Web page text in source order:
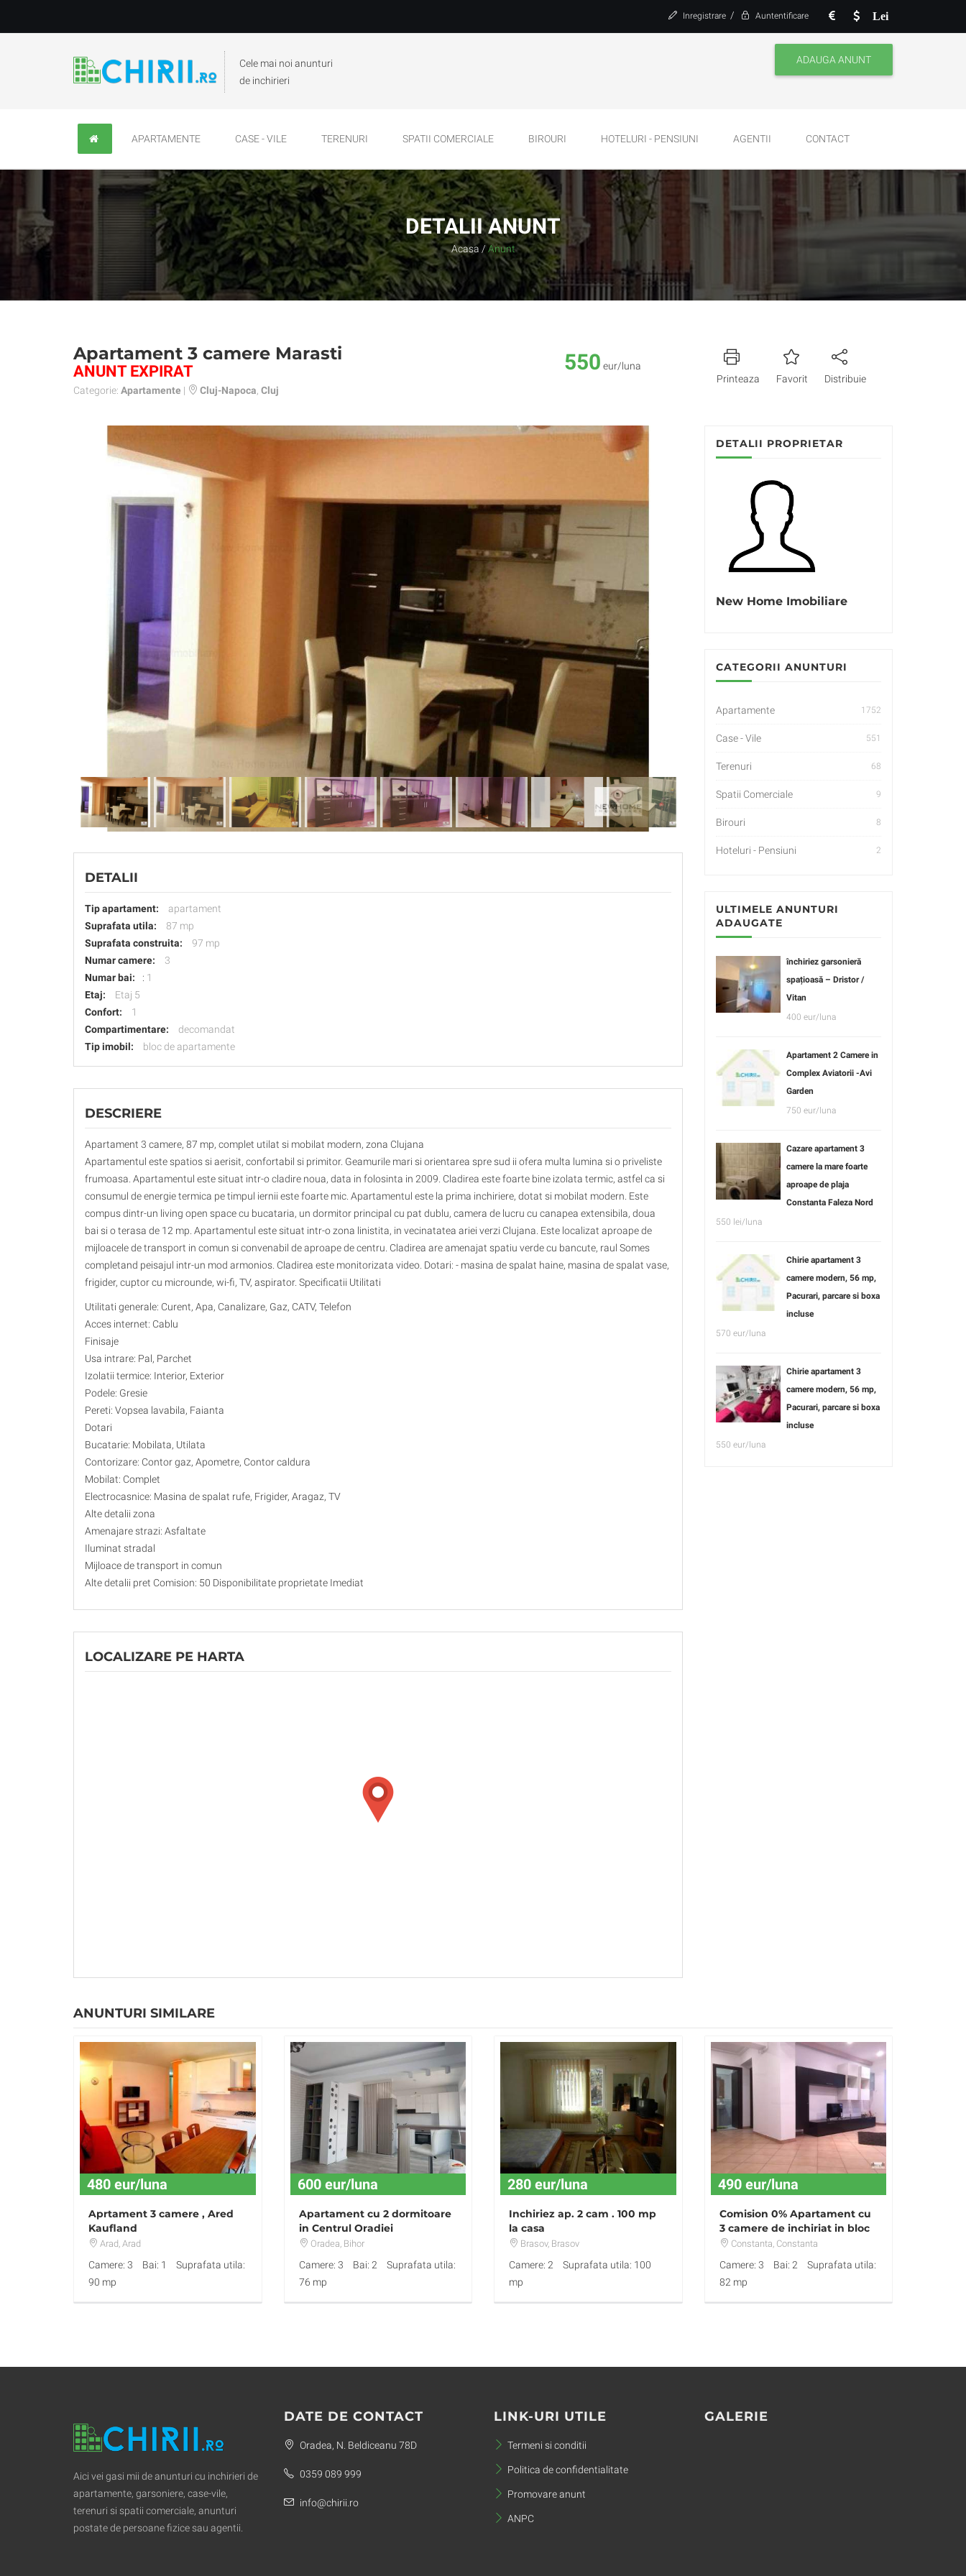
Lei
Inregistrare / Auntentificare
Cele mai noi anunturi
de inchirieri
ADAUGA ANUNT
APARTAMENTE CASE - VILE TERENURI SPATII COMERCIALE BIROURI HOTELURI - PENSIUNI AGENTII CONTACT
DETALII ANUNT
Acasa / Anunt
Apartament 3 camere Marasti
ANUNT EXPIRAT
Categorie: Apartamente | Cluj-Napoca Cluj
550 eur/luna
Printeaza
Favorit Distribuie
DETALII
Tip apartament:
apartament
Suprafata utila:
87 mp
Suprafata construita:
97 mp
Numar camere:
3
Numar bai:
: 1
Etaj:
Etaj 5
Confort:
1
Compartimentare:
decomandat
Tip imobil:
bloc de apartamente
DESCRIERE
Apartament 3 camere, 87 mp, complet utilat si mobilat modern, zona Clujana
Apartamentul este spatios si aerisit, confortabil si primitor. Geamurile mari si orientarea spre sud ii ofera multa lumina si o priveliste
frumoasa. Apartamentul este situat intr-o cladire noua, data in folosinta in 2009. Cladirea este foarte bine izolata termic, astfel ca si
consumul de energie termica pe timpul iernii este foarte mic. Apartamentul este la prima inchiriere, dotat si mobilat modern. Este
compus dintr-un living open space cu bucataria, un dormitor principal cu pat dublu, camera de lucru cu canapea extensibila, doua
bai si o terasa de 12 mp. Apartamentul este situat intr-o zona linistita, in vecinatatea ariei verzi Clujana. Este localizat aproape de
mijloacele de transport in comun si convenabil de aproape de centru. Cladirea are amenajat spatiu verde cu bancute, raul Somes
completand peisajul intr-un mod armonios. Cladirea este monitorizata video. Dotari: - masina de spalat haine, masina de spalat vase,
frigider, cuptor cu microunde, wi-fi, TV, aspirator. Specificatii Utilitati
Utilitati generale: Curent, Apa, Canalizare, Gaz, CATV, Telefon
Acces internet: Cablu
Finisaje
Usa intrare: Pal, Parchet
Izolatii termice: Interior, Exterior
Podele: Gresie
Pereti: Vopsea lavabila, Faianta
Dotari
Bucatarie: Mobilata, Utilata
Contorizare: Contor gaz, Apometre, Contor caldura
Mobilat: Complet
Electrocasnice: Masina de spalat rufe, Frigider, Aragaz, TV
Alte detalii zona
Amenajare strazi: Asfaltate
Iluminat stradal
Mijloace de transport in comun
Alte detalii pret Comision: 50 Disponibilitate proprietate Imediat
LOCALIZARE PE HARTA
DETALII PROPRIETAR
New Home Imobiliare
CATEGORII ANUNTURI
Apartamente 1752
Case - Vile 551
Terenuri 68
Spatii Comerciale 9
Birouri 8
Hoteluri - Pensiuni 2
ULTIMELE ANUNTURI
ADAUGATE
închiriez garsonieră
spațioasă – Dristor /
Vitan
400 eur/luna
Apartament 2 Camere in
Complex Aviatorii -Avi
Garden
750 eur/luna
Cazare apartament 3
camere la mare foarte
aproape de plaja
Constanta Faleza Nord
550 lei/luna
Chirie apartament 3
camere modern, 56 mp,
Pacurari, parcare si boxa
incluse
570 eur/luna
Chirie apartament 3
camere modern, 56 mp,
Pacurari, parcare si boxa
incluse
550 eur/luna
ANUNTURI SIMILARE
480 eur/luna
Aprtament 3 camere , Ared
Kaufland
Arad, Arad
Camere: 3 Bai: 1
Suprafata utila:
90 mp
600 eur/luna
Apartament cu 2 dormitoare
in Centrul Oradiei
Oradea, Bihor
Camere: 3 Bai: 2
Suprafata utila:
76 mp
280 eur/luna
Inchiriez ap. 2 cam . 100 mp
la casa
Brasov, Brasov
Camere: 2
Suprafata utila: 100
mp
490 eur/luna
Comision 0% Apartament cu
3 camere de inchiriat in bloc
nou - zona Faleza Nord
Constanta, Constanta
Camere: 3 Bai: 2
Suprafata utila:
82 mp
Aici vei gasi mii de anunturi cu inchirieri de
apartamente, garsoniere, case-vile,
terenuri si spatii comerciale, anunturi
postate de persoane fizice sau agentii.
DATE DE CONTACT
Oradea, N. Beldiceanu 78D
0359 089 999
info@chirii.ro
LINK-URI UTILE
Termeni si conditii
Politica de confidentialitate
Promovare anunt
ANPC
GALERIE